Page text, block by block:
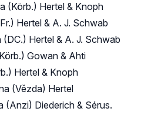
(Körb.) Hertel & Knoph
Hertel & A. J. Schwab
Hertel & A. J. Schwab
Gowan & Ahti
Hertel & Knoph
(Vězda) Hertel
(Anzi) Diederich & Sérus.